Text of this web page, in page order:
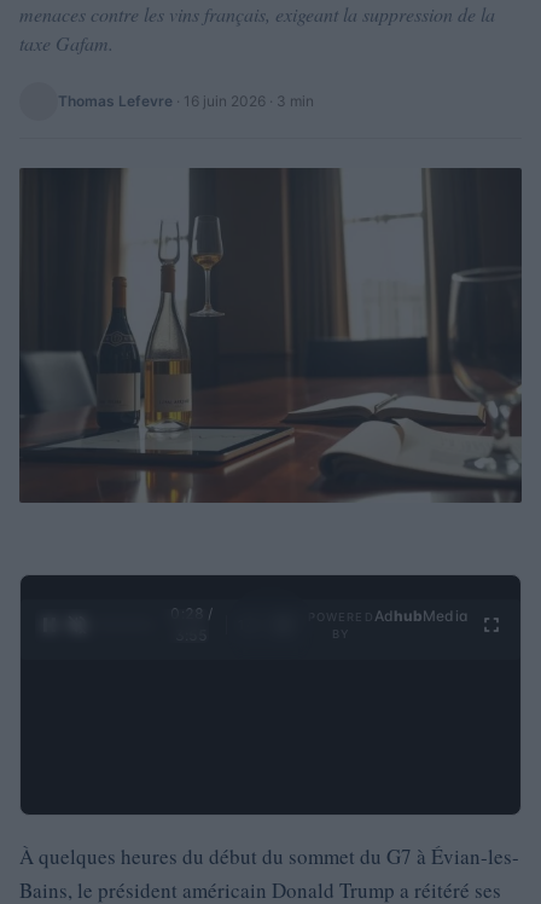
menaces contre les vins français, exigeant la suppression de la
taxe Gafam.
Thomas Lefevre · 16 juin 2026 · 3 min
0:29 /
Ad hubMedia
À quelques heures du début du sommet du G7 à Évian-les-
Bains, le président américain Donald Trump a réitéré ses